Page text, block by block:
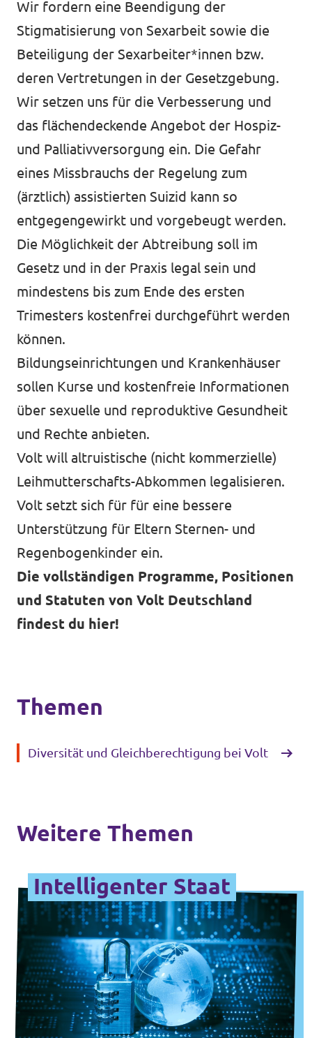
Wir fordern eine Beendigung der
Stigmatisierung von Sexarbeit sowie die
Beteiligung der Sexarbeiter*innen bzw.
deren Vertretungen in der Gesetzgebung.
Wir setzen uns für die Verbesserung und
das flächendeckende Angebot der Hospiz-
und Palliativversorgung ein. Die Gefahr
eines Missbrauchs der Regelung zum
(ärztlich) assistierten Suizid kann so
entgegengewirkt und vorgebeugt werden.
Die Möglichkeit der Abtreibung soll im
Gesetz und in der Praxis legal sein und
mindestens bis zum Ende des ersten
Trimesters kostenfrei durchgeführt werden
können.
Bildungseinrichtungen und Krankenhäuser
sollen Kurse und kostenfreie Informationen
über sexuelle und reproduktive Gesundheit
und Rechte anbieten.
Volt will altruistische (nicht kommerzielle)
Leihmutterschafts-Abkommen legalisieren.
Volt setzt sich für für eine bessere
Unterstützung für Eltern Sternen- und
Regenbogenkinder ein.
Die vollständigen Programme, Positionen
und Statuten von Volt Deutschland
findest du hier!
Themen
Diversität und Gleichberechtigung bei Volt
Weitere Themen
Intelligenter Staat